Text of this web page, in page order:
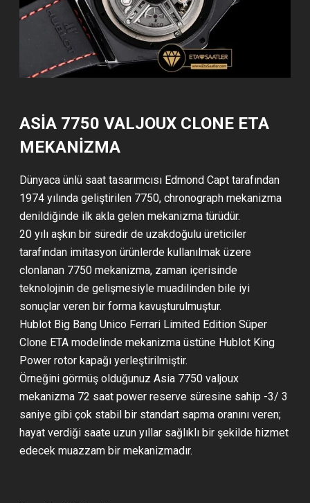
ASIA 7750 VALJOUX CLONE ETA
MEKANIZMA
Dünyaca ünlü saat tasarımcısı Edmond Capt tarafından
1974 yılında geliştirilen 7750, chronograph mekanizma
denildiğinde ilk akla gelen mekanizma türüdür.
20 yılı aşkın bir süredir de uzakdoğulu üreticiler
tarafından imitasyon ürünlerde kullanılmak üzere
clonlanan 7750 mekanizma, zaman içerisinde
teknolojinin de gelişmesiyle muadilinden bile iyi
sonuçlar veren bir forma kavuşturulmuştur.
Hublot Big Bang Unico Ferrari Limited Edition Süper
Clone ETA modelinde mekanizma üstüne Hublot King
Power rotor kapağı yerleştirilmiştir.
Örneğini görmüş olduğunuz Asia 7750 valjoux
mekanizma 72 saat power reserve süresine sahip -3/ 3
saniye gibi çok stabil bir standart sapma oranını veren;
hayat verdiği saate uzun yıllar sağlıklı bir şekilde hizmet
edecek muazzam bir mekanizmadır.